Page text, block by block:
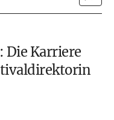
Die Karriere